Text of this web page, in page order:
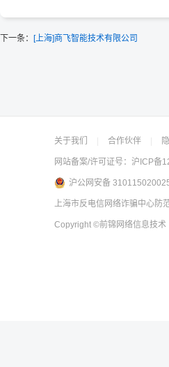
下一条： [上海]商飞智能技术有限公司
关于我们 合作伙伴
网站备案/许可证号： 沪ICP备
沪公网安备
上海市反电信网络诈骗中心防
Copyright ©前锦网络信息技术